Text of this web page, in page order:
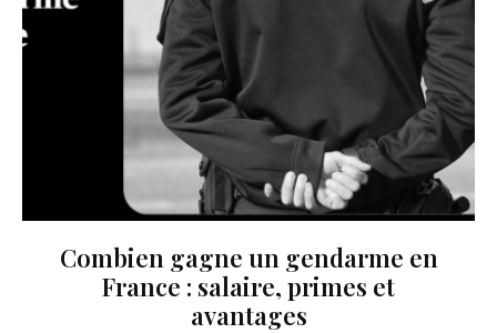
Combien gagne un gendarme en
France : salaire, primes et
avantages